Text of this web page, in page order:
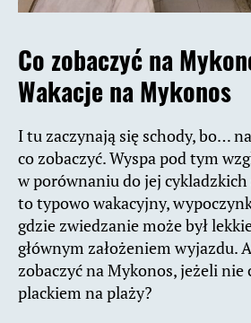
Co zobaczyć na
Wakacje na Mykonos
I tu zaczynają się schody, bo…
co zobaczyć. Wyspa pod tym
w porównaniu do jej cykladzkich
to typowo wakacyjny,
gdzie zwiedzanie może był
głównym założeniem wyjazdu.
zobaczyć na Mykonos, jeżeli nie
plackiem na plaży?